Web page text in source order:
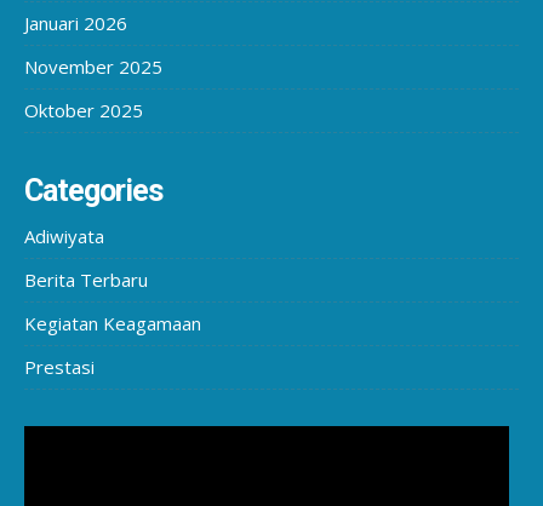
Januari 2026
November 2025
Oktober 2025
Categories
Adiwiyata
Berita Terbaru
Kegiatan Keagamaan
Prestasi